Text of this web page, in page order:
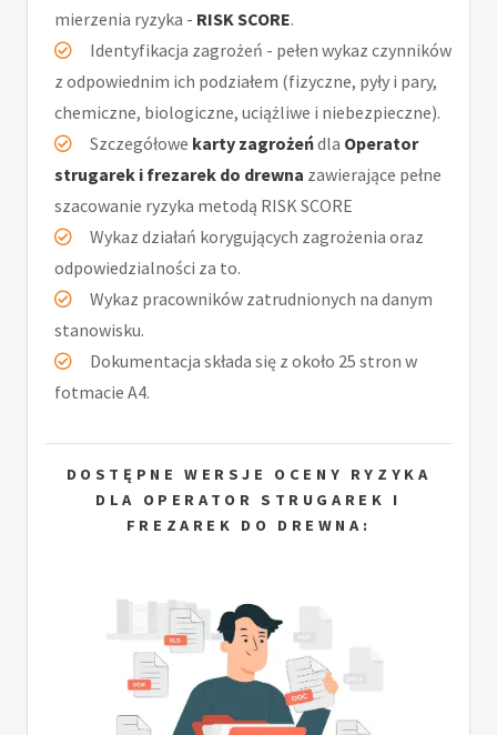
mierzenia ryzyka - RISK SCORE.
Identyfikacja zagrożeń - pełen wykaz czynników
z odpowiednim ich podziałem (fizyczne, pyły i pary,
chemiczne, biologiczne, uciążliwe i niebezpieczne).
Szczegółowe karty zagrożeńdla Operator
strugarek i frezarek do drewna zawierające pełne
szacowanie ryzyka metodą RISK SCORE
Wykaz działań korygujących zagrożenia oraz
odpowiedzialności za to.
Wykaz pracowników zatrudnionych na danym
stanowisku.
Dokumentacja składa się z około 25 stron w
fotmacie A4.
DOSTĘPNE WERSJE OCENY RYZYKA
DLA OPERATOR STRUGAREK I
FREZAREK DO DREWNA: